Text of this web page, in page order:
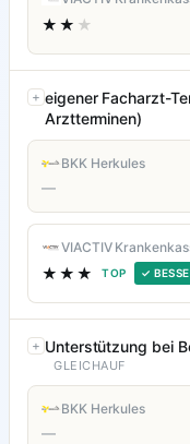
★★ ★
eigener Facharzt-
Arztterminen)
BKK Herkules
—
VIACTIV
★★★ TOP ✓
Unterstützung bei
GLEICHAUF
BKK Herkules
—